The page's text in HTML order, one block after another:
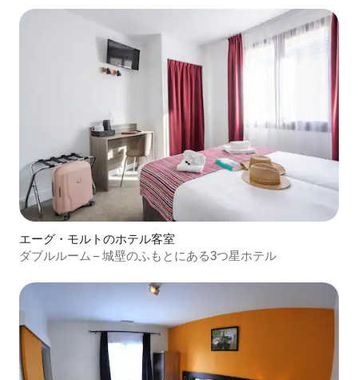
エーグ・モルトのホテル客室
ダブルルーム – 城壁のふもとにある3つ星ホテル